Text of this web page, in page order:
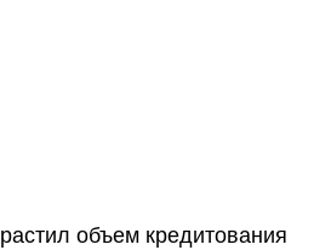
объем кредитования